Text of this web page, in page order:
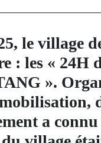
le village
: les « 24H
».
a